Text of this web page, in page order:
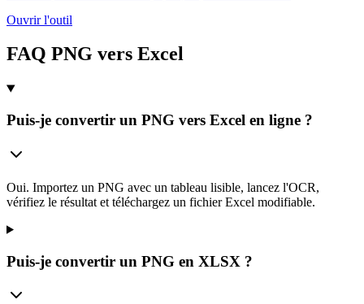
Ouvrir l'outil
FAQ PNG vers Excel
Puis-je convertir un PNG vers Excel en ligne ?
Oui. Importez un PNG avec un tableau lisible, lancez l'OCR,
vérifiez le résultat et téléchargez un fichier Excel modifiable.
Puis-je convertir un PNG en XLSX ?